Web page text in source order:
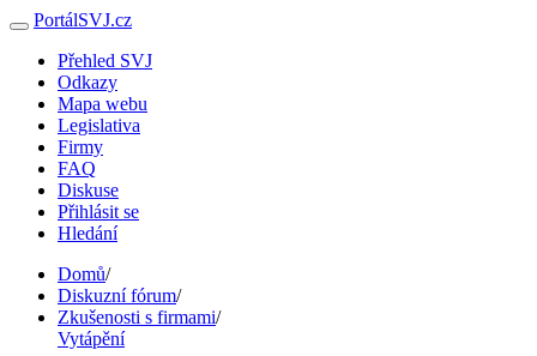
PortálSVJ.cz
Přehled SVJ
Odkazy
Mapa webu
Legislativa
Firmy
FAQ
Diskuse
Přihlásit se
Hledání
Domů/
Diskuzní fórum/
Zkušenosti s firmami/
Vytápění